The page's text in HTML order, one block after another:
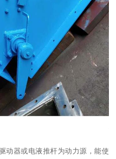
动器或电液推杆为动力源，能使